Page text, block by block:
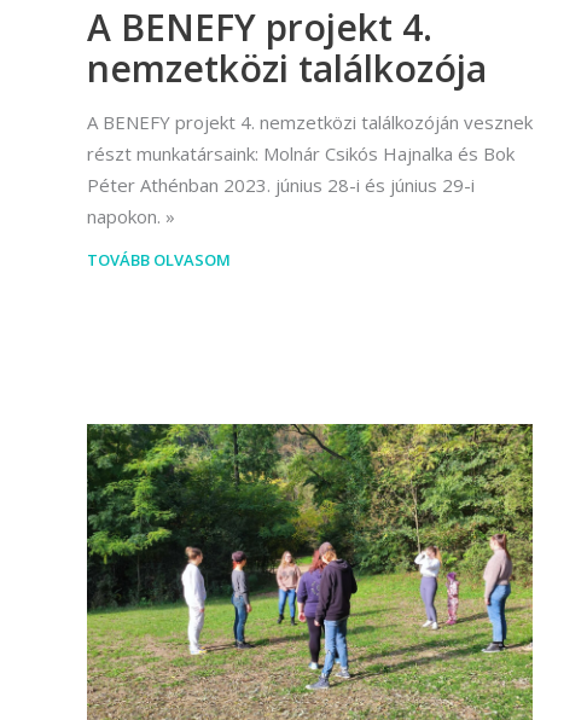
A BENEFY projekt 4.
nemzetközi találkozója
A BENEFY projekt 4. nemzetközi találkozóján vesznek
részt munkatársaink: Molnár Csikós Hajnalka és Bok
Péter Athénban 2023. június 28-i és június 29-i
napokon.
TOVÁBB OLVASOM